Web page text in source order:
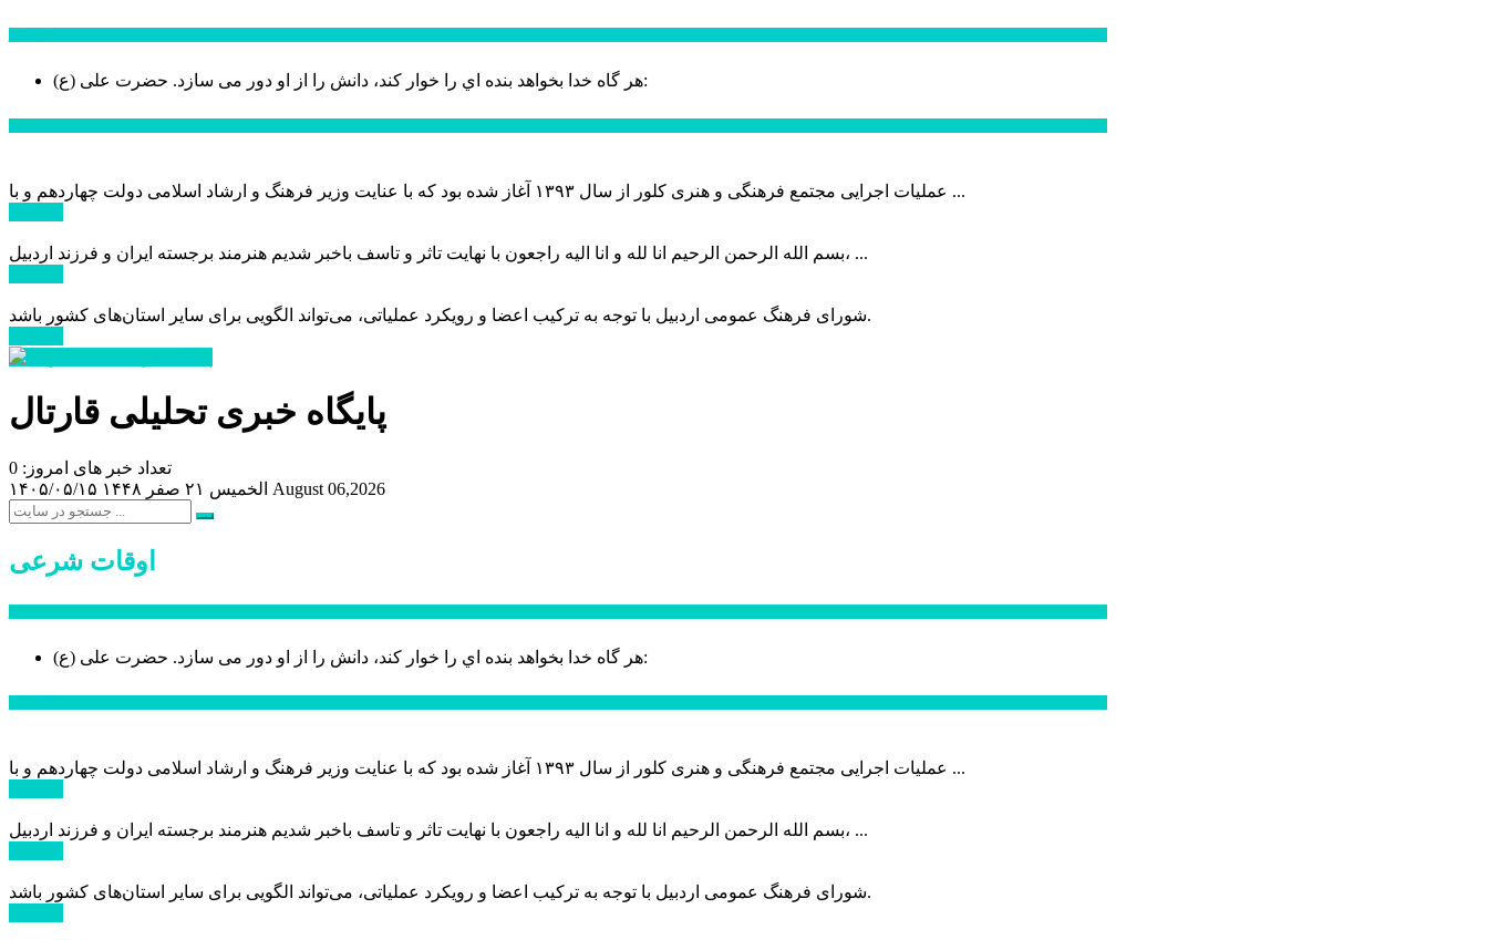
هر گاه خدا بخواهد بنده اي را خوار كند، دانش را از او دور می سازد.حضرت علی (ع):
عملیات اجرایی مجتمع فرهنگی و هنری کلور از سال ۱۳۹۳ آغاز شده بود که با عنایت وزیر فرهنگ و ارشاد اسلامی دولت چهاردهم و با ...
بسم الله الرحمن الرحیم انا لله و انا الیه راجعون با نهایت تاثر و تاسف باخبر شدیم هنرمند برجسته ایران و فرزند اردبیل، ...
شورای فرهنگ عمومی اردبیل با توجه به ترکیب اعضا و رویکرد عملیاتی، می‌تواند الگویی برای سایر استان‌های کشور باشد.
پایگاه خبری تحلیلی قارتال
تعداد خبر های امروز: 0
۱۴۰۵/۰۵/۱۵
الخميس ۲۱ صفر ۱۴۴۸ August 06,2026
اوقات شرعی
هر گاه خدا بخواهد بنده اي را خوار كند، دانش را از او دور می سازد.حضرت علی (ع):
عملیات اجرایی مجتمع فرهنگی و هنری کلور از سال ۱۳۹۳ آغاز شده بود که با عنایت وزیر فرهنگ و ارشاد اسلامی دولت چهاردهم و با ...
بسم الله الرحمن الرحیم انا لله و انا الیه راجعون با نهایت تاثر و تاسف باخبر شدیم هنرمند برجسته ایران و فرزند اردبیل، ...
شورای فرهنگ عمومی اردبیل با توجه به ترکیب اعضا و رویکرد عملیاتی، می‌تواند الگویی برای سایر استان‌های کشور باشد.